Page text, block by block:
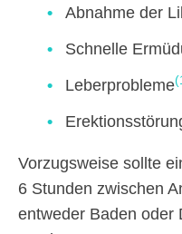
Abnahme der
Schnelle
Leberprobleme
Vorzugsweise sollte
6 Stunden zwischen
entweder Baden oder